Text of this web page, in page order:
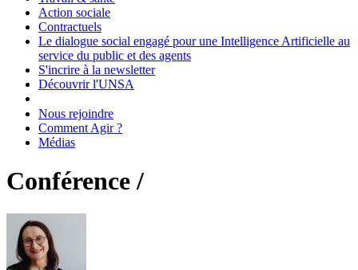
Action sociale
Contractuels
Le dialogue social engagé pour une Intelligence Artificielle au
service du public et des agents
S'incrire à la newsletter
Découvrir l'UNSA
Nous rejoindre
Comment Agir ?
Médias
Conférence /